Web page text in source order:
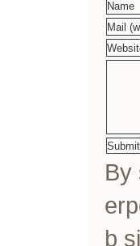
By
b